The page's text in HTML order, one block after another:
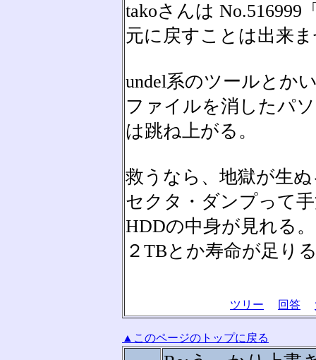
takoさんは
元に戻すことは出来
undel系のツールとか
ファイルを消したパ
は跳ね上がる。
救うなら、地獄が生
セクタ・ダンプって
HDDの中身が見れる。
２TBとか寿命が足り
ツリー 回答
▲このページのトップに戻る